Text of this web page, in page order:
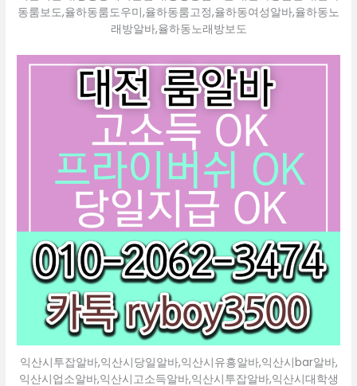
동룸보도,율하동룸도우미,율하동룸고정,율하동여성알바,율하동노
래방알바,율하동노래방보도
익산시투잡알바,익산시당일알바,익산시유흥알바,익산시bar알바,
익산시업소알바,익산시고소득알바,익산시투잡알바,익산시대학생